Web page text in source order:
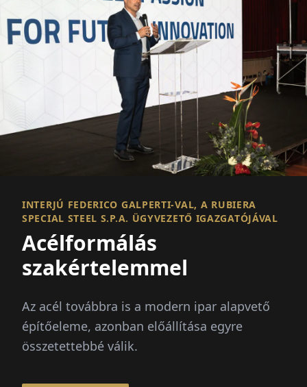
INTERJÚ FEDERICO GALPERTI-VAL, A RUBIERA
SPECIAL STEEL S.P.A. ÜGYVEZETŐ IGAZGATÓJÁVAL
Acélformálás
szakértelemmel
Az acél továbbra is a modern ipar alapvető
építőeleme, azonban előállítása egyre
összetettebbé válik.